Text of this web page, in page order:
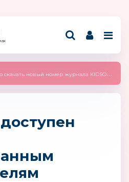
новый номер журнала KIDSOBOZ 2025 (сентябрь)